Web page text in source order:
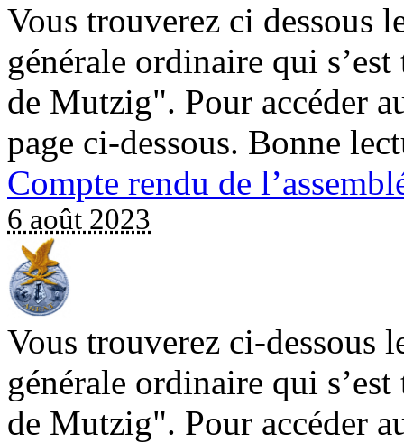
Vous trouverez ci dessous
générale ordinaire qui
de Mutzig". Pour accéder
page ci-dessous. Bonne
Compte rendu de
6 août 2023
Vous trouverez ci-dessous
générale ordinaire qui
de Mutzig". Pour accéder